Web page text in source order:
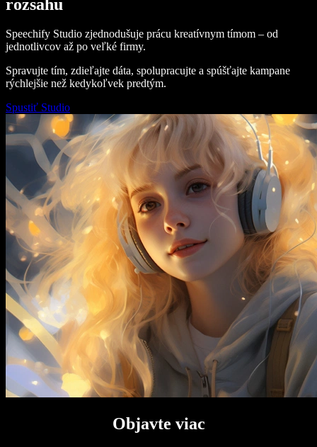
rozsahu
Speechify Studio zjednodušuje prácu kreatívnym tímom – od
jednotlivcov až po veľké firmy.
Spravujte tím, zdieľajte dáta, spolupracujte a spúšťajte kampane
rýchlejšie než kedykoľvek predtým.
Spustiť Studio
Objavte viac